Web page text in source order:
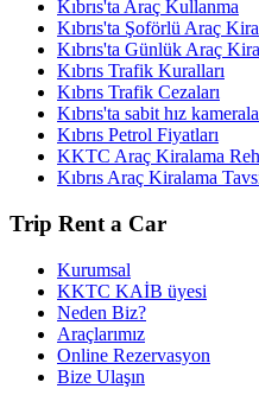
Kıbrıs'ta Araç Kullanma
Kıbrıs'ta Şoförlü Araç
Kıbrıs'ta Günlük Araç
Kıbrıs Trafik Kuralları
Kıbrıs Trafik Cezaları
Kıbrıs'ta sabit hız
Kıbrıs Petrol Fiyatları
KKTC Araç Kiralama
Kıbrıs Araç Kiralama
Trip Rent a Car
Kurumsal
KKTC KAİB üyesi
Neden Biz?
Araçlarımız
Online Rezervasyon
Bize Ulaşın